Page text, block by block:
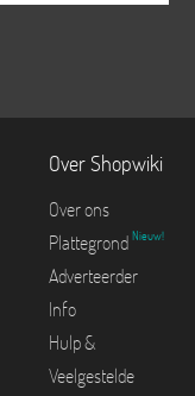
Over Shopwiki
Over ons
Plattegrond Nieuw!
Adverteerder
Info
Hulp &
Veelgestelde